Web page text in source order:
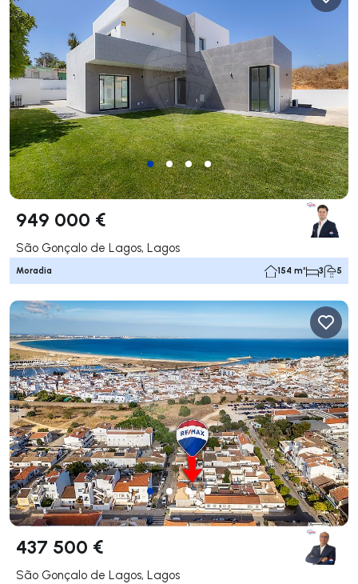
949 000 €
São Gonçalo de Lagos, Lagos
Moradia 154 m² 3 5
437 500 €
São Gonçalo de Lagos, Lagos